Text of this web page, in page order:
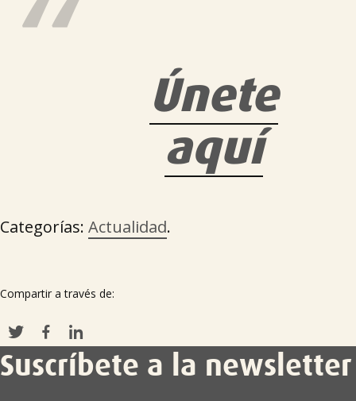
Únete
aquí
Categorías: Actualidad.
Compartir a través de:
Suscríbete a la newsletter